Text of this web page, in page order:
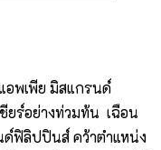
อพเพีย มิสแกรนด์
ยร์อย่างท่วมท้น เฉือน
ด์ฟิลิปปินส์ คว้าตำแหน่ง